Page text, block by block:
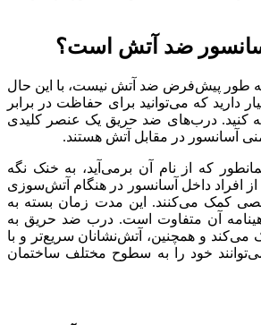
ضد آتش است؟
طور پیش‌فرض ضد آتش نیست، با این حال
دارید که می‌توانید برای حفاظت در برابر
کنید. درب‌های ضد حریق یک عنصر کلیدی
آسانسور در مقابل آتش هستند.
که از نام آن برمی‌آید، به خنک نگه
افراد داخل آسانسور در هنگام آتش‌سوزی
کمک می‌کنند. این مدت زمان بسته به
آن متفاوت است. درب ضد حریق به
می‌کند و همچنین، آتش‌نشانان سریع‌تر و با
خود را به سطوح مختلف ساختمان